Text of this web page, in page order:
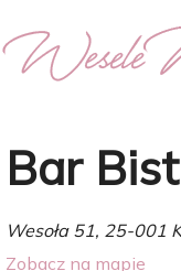
Bar
Wesoła 51, 25-001
Zobacz na mapie